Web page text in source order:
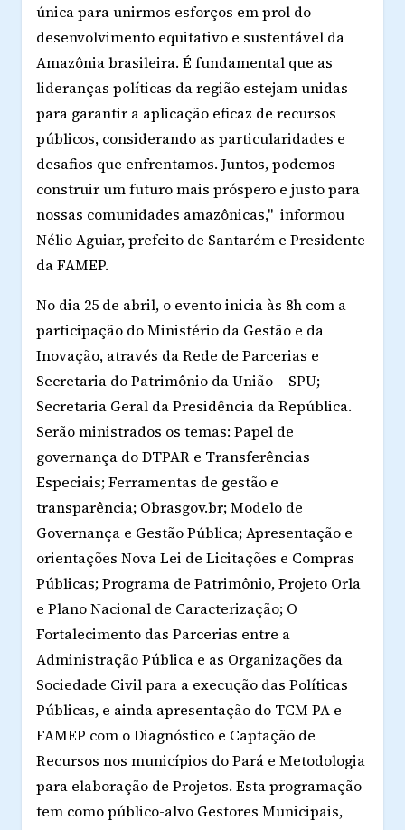
única para unirmos esforços em prol do
desenvolvimento equitativo e sustentável da
Amazônia brasileira. É fundamental que as
lideranças políticas da região estejam unidas
para garantir a aplicação eficaz de recursos
públicos, considerando as particularidades e
desafios que enfrentamos. Juntos, podemos
construir um futuro mais próspero e justo para
nossas comunidades amazônicas," informou
Nélio Aguiar, prefeito de Santarém e Presidente
da FAMEP.
No dia 25 de abril, o evento inicia às 8h com a
participação do Ministério da Gestão e da
Inovação, através da Rede de Parcerias e
Secretaria do Patrimônio da União – SPU;
Secretaria Geral da Presidência da República.
Serão ministrados os temas: Papel de
governança do DTPAR e Transferências
Especiais; Ferramentas de gestão e
transparência; Obrasgov.br; Modelo de
Governança e Gestão Pública; Apresentação e
orientações Nova Lei de Licitações e Compras
Públicas; Programa de Patrimônio, Projeto Orla
e Plano Nacional de Caracterização; O
Fortalecimento das Parcerias entre a
Administração Pública e as Organizações da
Sociedade Civil para a execução das Políticas
Públicas, e ainda apresentação do TCM PA e
FAMEP com o Diagnóstico e Captação de
Recursos nos municípios do Pará e Metodologia
para elaboração de Projetos. Esta programação
tem como público-alvo Gestores Municipais,